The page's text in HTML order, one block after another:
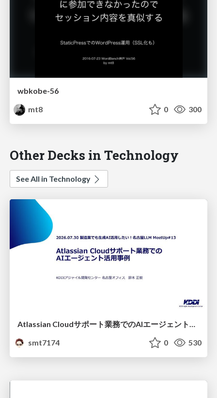
wbkobe-56
mt8
0 300
Other Decks in Technology
See All in Technology
smt7174
0 530